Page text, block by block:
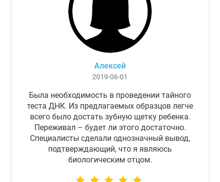
Алексей
2019-06-01
Была необходимость в проведении тайного
теста ДНК. Из предлагаемых образцов легче
всего было достать зубную щетку ребенка.
Переживал – будет ли этого достаточно.
Специалисты сделали однозначный вывод,
подтверждающий, что я являюсь
биологическим отцом.